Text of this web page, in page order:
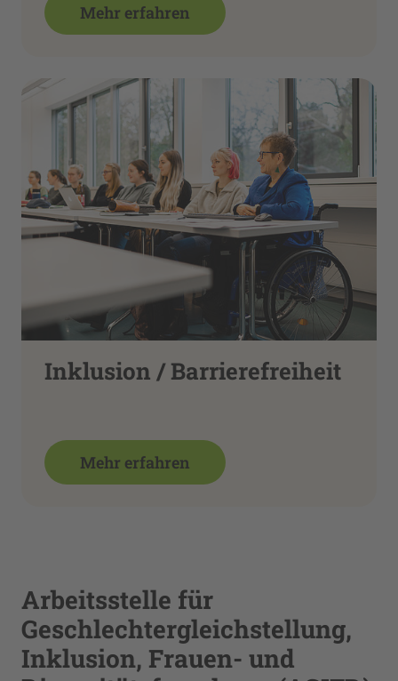
Mehr erfahren
Inklusion / Barrierefreiheit
Mehr erfahren
Arbeitsstelle für
Geschlechtergleichstellung,
Inklusion, Frauen- und